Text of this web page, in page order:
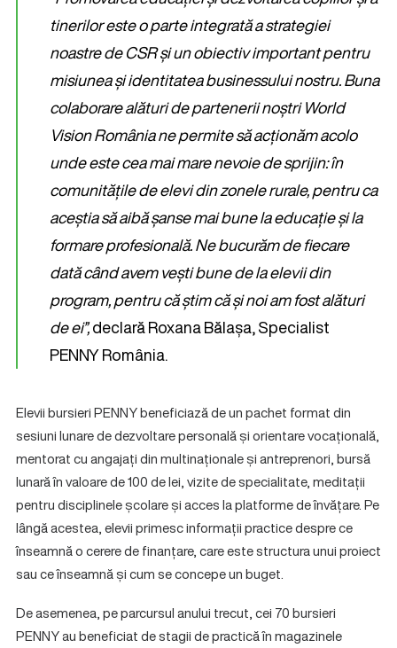
tinerilor este o parte integrată a strategiei
noastre de CSR și un obiectiv important pentru
misiunea și identitatea businessului nostru. Buna
colaborare alături de partenerii noștri World
Vision România ne permite să acționăm acolo
unde este cea mai mare nevoie de sprijin: în
comunitățile de elevi din zonele rurale, pentru ca
aceștia să aibă șanse mai bune la educație și la
formare profesională. Ne bucurăm de fiecare
dată când avem vești bune de la elevii din
program, pentru că știm că și noi am fost alături
de ei”,declară Roxana Bălașa, Specialist
PENNY România.
Elevii bursieri PENNY beneficiază de un pachet format din
sesiuni lunare de dezvoltare personală și orientare vocațională,
mentorat cu angajați din multinaționale și antreprenori, bursă
lunară în valoare de 100 de lei, vizite de specialitate, meditații
pentru disciplinele școlare și acces la platforme de învățare. Pe
lângă acestea, elevii primesc informații practice despre ce
înseamnă o cerere de finanțare, care este structura unui proiect
sau ce înseamnă și cum se concepe un buget.
De asemenea, pe parcursul anului trecut, cei 70 bursieri
PENNY au beneficiat de stagii de practică în magazinele